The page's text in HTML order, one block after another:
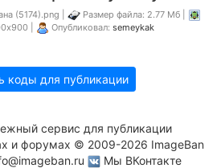
(5174).png |
Размер файла: 2.77 Мб |
|
Опубликовал: semeykak
коды для публикации
сервис для публикации
и форумах © 2009-2026 ImageBan
Мы ВКонтакте